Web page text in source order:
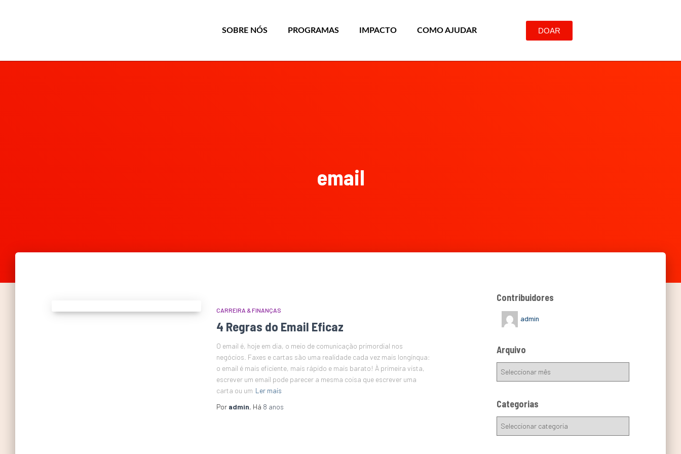
SOBRE NÓS PROGRAMAS IMPACTO COMO AJUDAR DOAR
email
CARREIRA & FINANÇAS
4 Regras do Email Eficaz
O email é, hoje em dia, o meio de comunicação primordial nos
negócios. Faxes e cartas são uma realidade cada vez mais longínqua:
o email é mais eficiente, mais rápido e mais barato! À primeira vista,
escrever um email pode parecer a mesma coisa que escrever uma
carta ou um Ler mais
Por admin, Há 8 anos
Contribuidores
admin
Arquivo
Categorias